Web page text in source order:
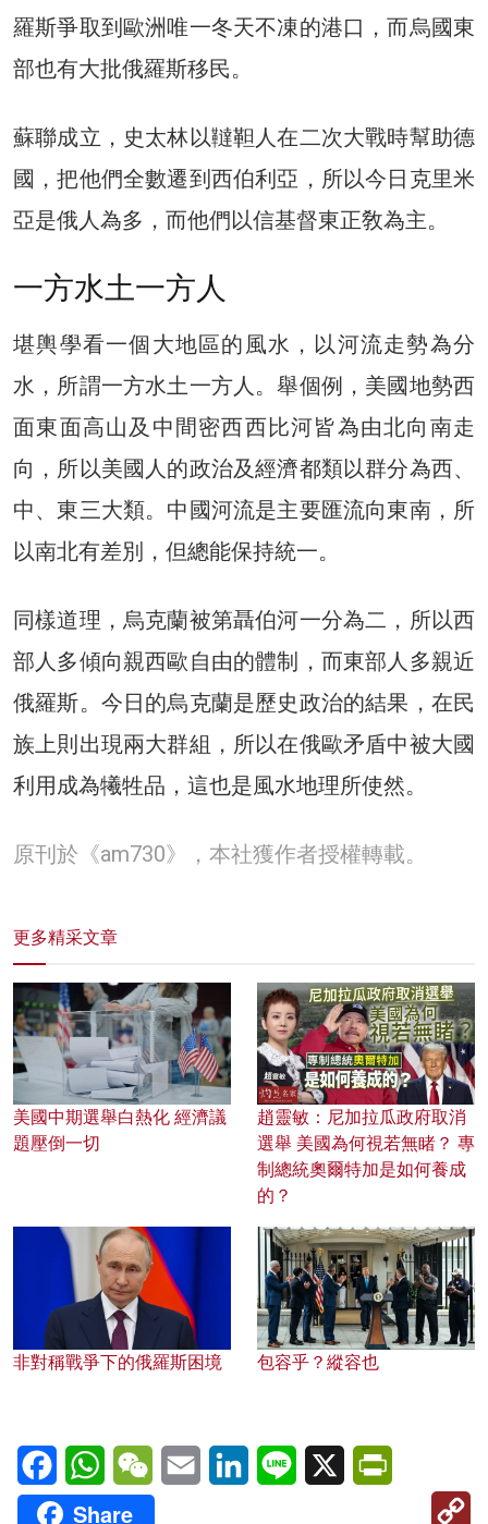
羅斯爭取到歐洲唯一冬天不凍的港口，而烏國東
部也有大批俄羅斯移民。
蘇聯成立，史太林以韃靼人在二次大戰時幫助德
國，把他們全數遷到西伯利亞，所以今日克里米
亞是俄人為多，而他們以信基督東正敎為主。
一方水土一方人
堪輿學看一個大地區的風水，以河流走勢為分
水，所謂一方水土一方人。舉個例，美國地勢西
面東面高山及中間密西西比河皆為由北向南走
向，所以美國人的政治及經濟都類以群分為西、
中、東三大類。中國河流是主要匯流向東南，所
以南北有差別，但總能保持統一。
同樣道理，烏克蘭被第聶伯河一分為二，所以西
部人多傾向親西歐自由的體制，而東部人多親近
俄羅斯。今日的烏克蘭是歷史政治的結果，在民
族上則出現兩大群組，所以在俄歐矛盾中被大國
利用成為犧牲品，這也是風水地理所使然。
原刊於《am730》，本社獲作者授權轉載。
更多精采文章
美國中期選舉白熱化 經濟議
題壓倒一切
趙靈敏：尼加拉瓜政府取消
選舉 美國為何視若無睹？ 專
制總統奧爾特加是如何養成
的？
非對稱戰爭下的俄羅斯困境 包容乎？縱容也
FacebookWhatsAppWeChatEmail LinkedInLine X
Share